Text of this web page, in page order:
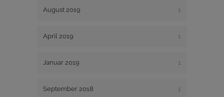
August 2019 1
April 2019 1
Januar 2019 1
September 2018 1